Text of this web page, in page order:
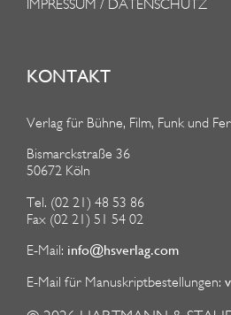
IMPRESSUM / DATENSCHUTZ
KONTAKT
Verlag für Bühne, Film, Funk und
Bismarckstraße 36
50672 Köln
Tel. (02 21) 48 53 86
Fax (02 21) 51 54 02
E-Mail: info@hsverlag.com
E-Mail für Manuskriptbestellungen: